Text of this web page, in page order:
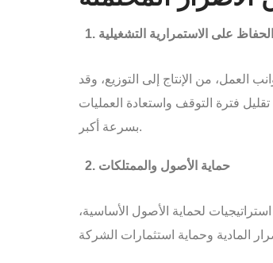
الحفاظ على الاستمرارية التشغيلية
العمل، من الإنتاج إلى التوزيع، وقد
فترة التوقف واستعادة العمليات
بسرعة أكبر.
حماية الأصول والممتلكات
لحماية الأصول الأساسية،